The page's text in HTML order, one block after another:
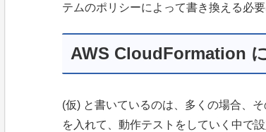
テムのポリシーによって書き換える必要
AWS CloudFormation
(仮) と書いているのは、多くの場合、
を入れて、動作テストをしていく中で